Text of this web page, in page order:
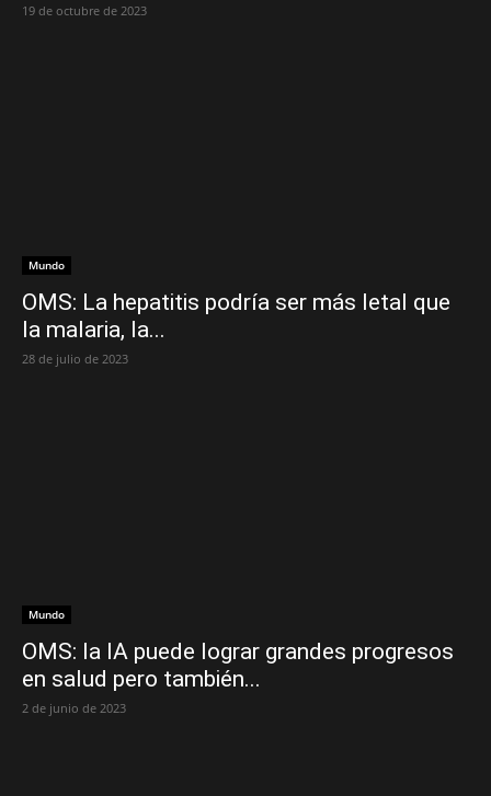
19 de octubre de 2023
Mundo
OMS: La hepatitis podría ser más letal que
la malaria, la...
28 de julio de 2023
Mundo
OMS: la IA puede lograr grandes progresos
en salud pero también...
2 de junio de 2023